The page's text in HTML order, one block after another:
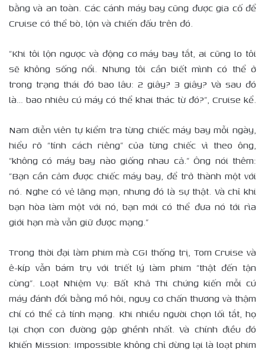
bằng và an toàn. Các cánh máy bay cũng được gia cố để
Cruise có thể bò, lộn và chiến đấu trên đó.
“Khi tôi lộn ngược và động cơ máy bay tắt, ai cũng lo tôi
sẽ không sống nổi. Nhưng tôi cần biết mình có thể ở
trong trạng thái đó bao lâu: 2 giây? 3 giây? Và sau đó
là… bao nhiêu cú máy có thể khai thác từ đó?”, Cruise kể.
Nam diễn viên tự kiểm tra từng chiếc máy bay mỗi ngày,
hiểu rõ “tính cách riêng” của từng chiếc vì theo ông,
“không có máy bay nào giống nhau cả.” Ông nói thêm:
“Bạn cần cảm được chiếc máy bay, để trở thành một với
nó. Nghe có vẻ lãng mạn, nhưng đó là sự thật. Và chỉ khi
bạn hòa làm một với nó, bạn mới có thể đưa nó tới rìa
giới hạn mà vẫn giữ được mạng.”
Trong thời đại làm phim mà CGI thống trị, Tom Cruise và
ê-kíp vẫn bám trụ với triết lý làm phim “thật đến tận
cùng”. Loạt Nhiệm Vụ: Bất Khả Thi chứng kiến mỗi cú
máy đánh đổi bằng mồ hôi, nguy cơ chấn thương và thậm
chí có thể cả tính mạng. Khi nhiều người chọn lối tắt, họ
lại chọn con đường gập ghềnh nhất. Và chính điều đó
khiến Mission: Impossible không chỉ dừng lại là loạt phim